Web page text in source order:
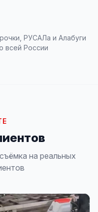
РУСАЛа и Алабуги
всей России
на реальных